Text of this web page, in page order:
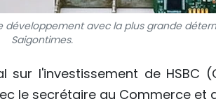
avec la plus grande
Saigontimes.
l'investissement de HSBC
le secrétaire au Commerce et